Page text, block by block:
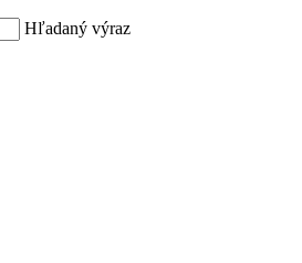
Hľadaný výraz